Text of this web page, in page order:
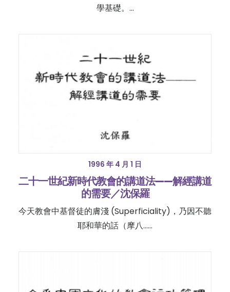
學基礎。…
1996 年 4 月 1 日
二十一世紀新時代教會的講道法——解經講道
的需要／沈保羅
今天教會中基督徒的膚淺 (Superficiality)，乃因不聽
耶和華的話（摩八……